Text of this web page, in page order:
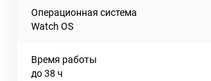
Операционная система
Watch OS
Время работы
до 38 ч